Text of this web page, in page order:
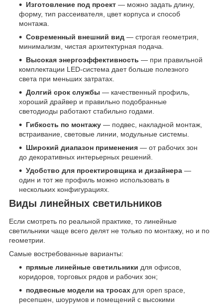
Изготовление под проект — можно задать длину,
форму, тип рассеивателя, цвет корпуса и способ
монтажа.
Современный внешний вид — строгая геометрия,
минимализм, чистая архитектурная подача.
Высокая энергоэффективность — при правильной
комплектации LED-система дает больше полезного
света при меньших затратах.
Долгий срок службы — качественный профиль,
хороший драйвер и правильно подобранные
светодиоды работают стабильно годами.
Гибкость по монтажу — подвес, накладной монтаж,
встраивание, световые линии, модульные системы.
Широкий диапазон применения — от рабочих зон
до декоративных интерьерных решений.
Удобство для проектировщика и дизайнера —
один и тот же профиль можно использовать в
нескольких конфигурациях.
Виды линейных светильников
Если смотреть по реальной практике, то линейные
светильники чаще всего делят не только по монтажу, но и по
геометрии.
Самые востребованные варианты:
прямые линейные светильники для офисов,
коридоров, торговых рядов и рабочих зон;
подвесные модели на тросах для open space,
ресепшен, шоурумов и помещений с высокими